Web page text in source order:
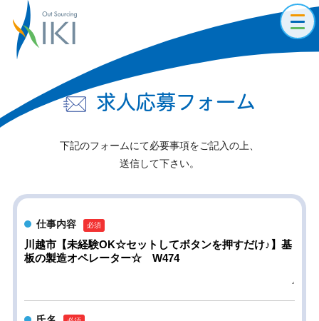
求人応募フォーム
下記のフォームにて必要事項をご記入の上、
送信して下さい。
仕事内容